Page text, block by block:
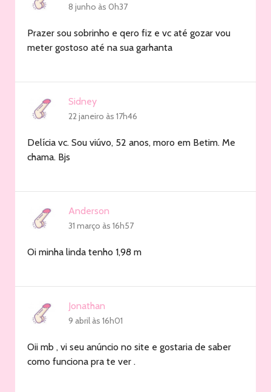
8 junho às 0h37
Prazer sou sobrinho e qero fiz e vc até gozar vou
meter gostoso até na sua garhanta
Sidney
22 janeiro às 17h46
Delícia vc. Sou viúvo, 52 anos, moro em Betim. Me
chama. Bjs
Anderson
31 março às 16h57
Oi minha linda tenho 1,98 m
Jonathan
9 abril às 16h01
Oii mb , vi seu anúncio no site e gostaria de saber
como funciona pra te ver .